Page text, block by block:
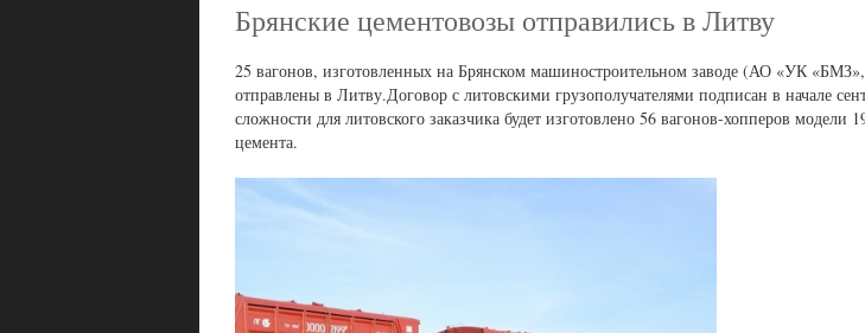
Брянские цементовозы отправились в Литву
25 вагонов, изготовленных на Брянском машиностроительном заводе (АО «УК
отправлены в Литву.Договор с литовскими грузополучателями подписан в начале
сложности для литовского заказчика будет изготовлено 56 вагонов-хопперов модели
цемента.